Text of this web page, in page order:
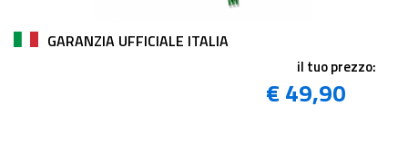
GARANZIA UFFICIALE ITALIA
il tuo prezzo:
€ 49,90